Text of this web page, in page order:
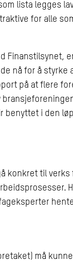
lista legges
for alle
Finanstilsynet,
nå for å styrke
på at flere
benyttet i den
konkret til verks
må kunne